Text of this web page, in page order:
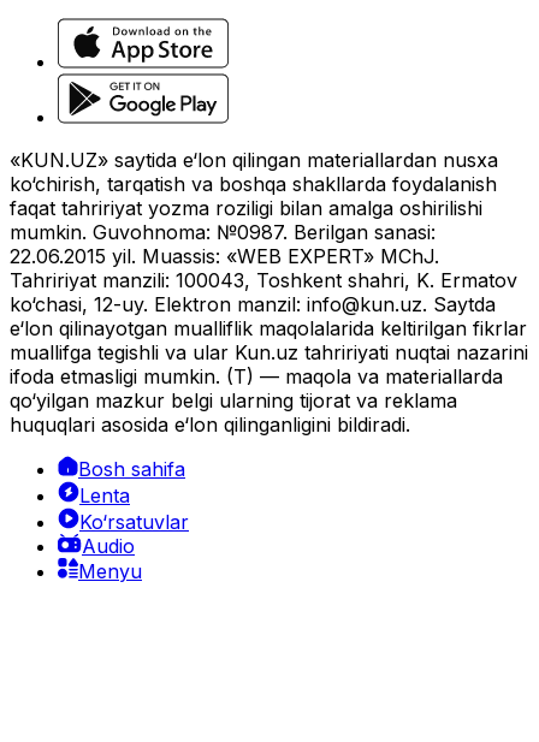
«KUN.UZ» saytida e‘lon qilingan materiallardan nusxa
ko‘chirish, tarqatish va boshqa shakllarda foydalanish
faqat tahririyat yozma roziligi bilan amalga oshirilishi
mumkin. Guvohnoma: №0987. Berilgan sanasi:
22.06.2015 yil. Muassis: «WEB EXPERT» MChJ.
Tahririyat manzili: 100043, Toshkent shahri, K. Ermatov
ko‘chasi, 12-uy. Elektron manzil: info@kun.uz. Saytda
e‘lon qilinayotgan mualliflik maqolalarida keltirilgan fikrlar
muallifga tegishli va ular Kun.uz tahririyati nuqtai nazarini
ifoda etmasligi mumkin. (T) — maqola va materiallarda
qo‘yilgan mazkur belgi ularning tijorat va reklama
huquqlari asosida e‘lon qilinganligini bildiradi.
Bosh sahifa
Lenta
Ko‘rsatuvlar
Audio
Menyu